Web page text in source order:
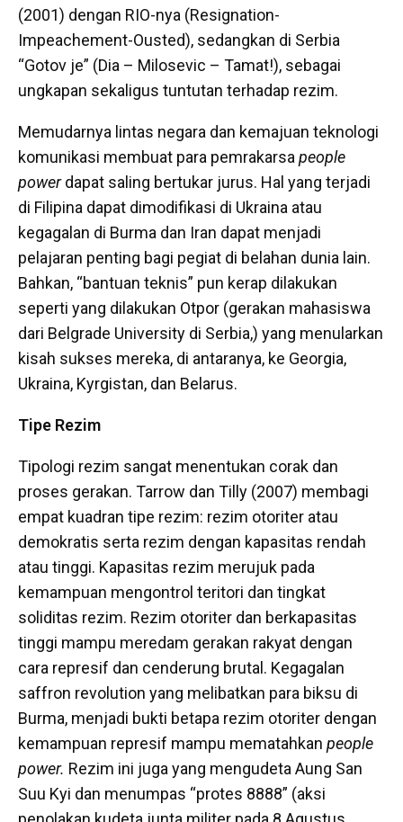
(2001) dengan RIO-nya (Resignation-
Impeachement-Ousted), sedangkan di Serbia
“Gotov je” (Dia – Milosevic – Tamat!), sebagai
ungkapan sekaligus tuntutan terhadap rezim.
Memudarnya lintas negara dan kemajuan teknologi
komunikasi membuat para pemrakarsa people
powerdapat saling bertukar jurus. Hal yang terjadi
di Filipina dapat dimodifikasi di Ukraina atau
kegagalan di Burma dan Iran dapat menjadi
pelajaran penting bagi pegiat di belahan dunia lain.
Bahkan, “bantuan teknis” pun kerap dilakukan
seperti yang dilakukan Otpor (gerakan mahasiswa
dari Belgrade University di Serbia,) yang menularkan
kisah sukses mereka, di antaranya, ke Georgia,
Ukraina, Kyrgistan, dan Belarus.
Tipe Rezim
Tipologi rezim sangat menentukan corak dan
proses gerakan. Tarrow dan Tilly (2007) membagi
empat kuadran tipe rezim: rezim otoriter atau
demokratis serta rezim dengan kapasitas rendah
atau tinggi. Kapasitas rezim merujuk pada
kemampuan mengontrol teritori dan tingkat
soliditas rezim. Rezim otoriter dan berkapasitas
tinggi mampu meredam gerakan rakyat dengan
cara represif dan cenderung brutal. Kegagalan
saffron revolution yang melibatkan para biksu di
Burma, menjadi bukti betapa rezim otoriter dengan
kemampuan represif mampu mematahkan people
power. Rezim ini juga yang mengudeta Aung San
Suu Kyi dan menumpas “protes 8888” (aksi